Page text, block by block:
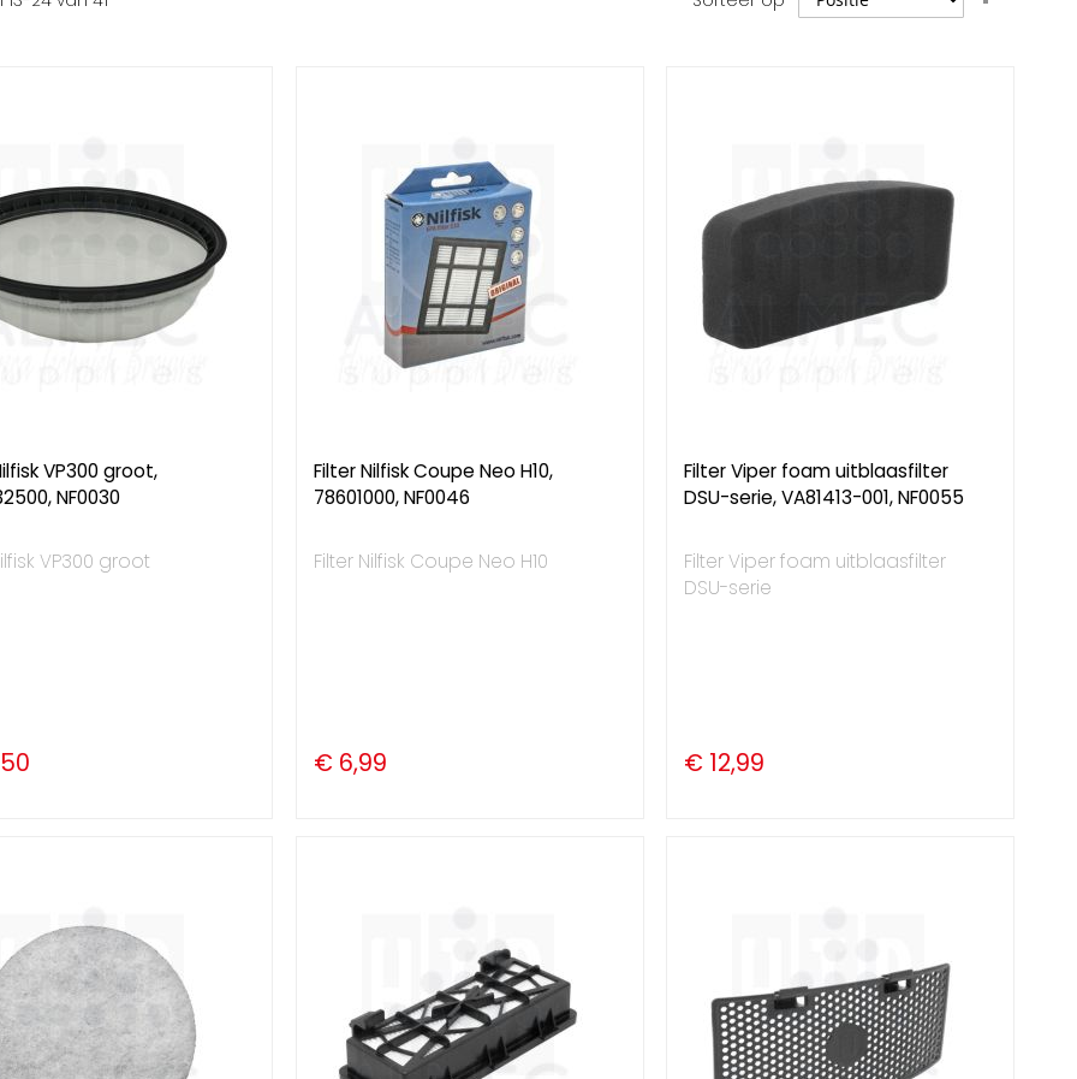
VP300 groot,
NF0030
VP300 groot
Filter Nilfisk Coupe Neo H10,
78601000, NF0046
Filter Nilfisk Coupe Neo H10
€ 6,99
Filter Viper foam uitblaasfilter
DSU-serie, VA81413-001, NF0055
Filter Viper foam uitblaasfilter
DSU-serie
€ 12,99